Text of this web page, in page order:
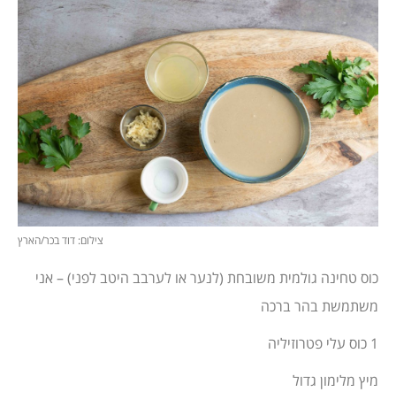
צילום: דוד בכר/הארץ
כוס טחינה גולמית משובחת (לנער או לערבב היטב לפני) – אני
משתמשת בהר ברכה
1 כוס עלי פטרוזיליה
מיץ מלימון גדול